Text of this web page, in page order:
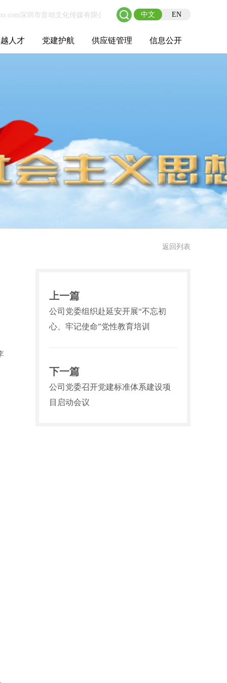
中文 EN
人才 党建护航 供应链管理 信息公开
返回列表
上一篇
公司党委组织赴延安开展“不忘初
心、牢记使命”党性教育培训
下一篇
公司党委召开党建标准体系建设项
目启动会议